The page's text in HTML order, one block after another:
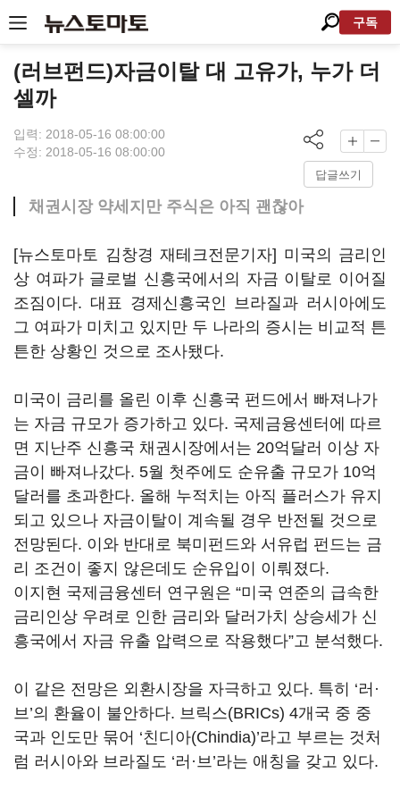
구독
(러브펀드)자금이탈 대 고유가, 누가 더
셀까
입력: 2018-05-16 08:00:00
수정: 2018-05-16 08:00:00
답글쓰기
채권시장 약세지만 주식은 아직 괜찮아
[뉴스토마토 김창경 재테크전문기자] 미국의 금리인
상 여파가 글로벌 신흥국에서의 자금 이탈로 이어질
조짐이다. 대표 경제신흥국인 브라질과 러시아에도
그 여파가 미치고 있지만 두 나라의 증시는 비교적 튼
튼한 상황인 것으로 조사됐다.
미국이 금리를 올린 이후 신흥국 펀드에서 빠져나가
는 자금 규모가 증가하고 있다. 국제금융센터에 따르
면 지난주 신흥국 채권시장에서는 20억달러 이상 자
금이 빠져나갔다. 5월 첫주에도 순유출 규모가 10억
달러를 초과한다. 올해 누적치는 아직 플러스가 유지
되고 있으나 자금이탈이 계속될 경우 반전될 것으로
전망된다. 이와 반대로 북미펀드와 서유럽 펀드는 금
리 조건이 좋지 않은데도 순유입이 이뤄졌다.
이지현 국제금융센터 연구원은 “미국 연준의 급속한
금리인상 우려로 인한 금리와 달러가치 상승세가 신
흥국에서 자금 유출 압력으로 작용했다”고 분석했다.
이 같은 전망은 외환시장을 자극하고 있다. 특히 ‘러·
브’의 환율이 불안하다. 브릭스(BRICs) 4개국 중 중
국과 인도만 묶어 ‘친디아(Chindia)’라고 부르는 것처
럼 러시아와 브라질도 ‘러·브’라는 애칭을 갖고 있다.